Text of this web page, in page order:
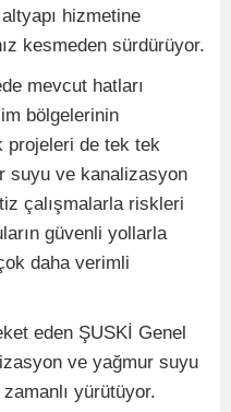
hizmetine
kesmeden sürdürüyor.
mevcut hatları
bölgelerinin
projeleri de tek tek
suyu ve kanalizasyon
çalışmalarla riskleri
güvenli yollarla
daha verimli
eden ŞUSKİ Genel
ve yağmur suyu
yürütüyor.